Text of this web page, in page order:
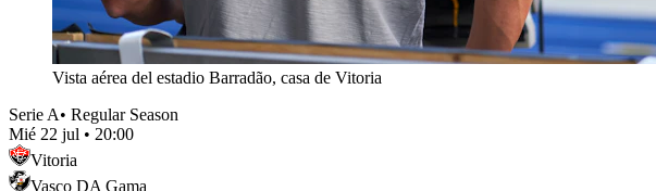
Vista aérea del estadio Barradão, casa de Vitoria
Serie A• Regular Season
Mié 22 jul • 20:00
Vitoria
Vasco DA Gama